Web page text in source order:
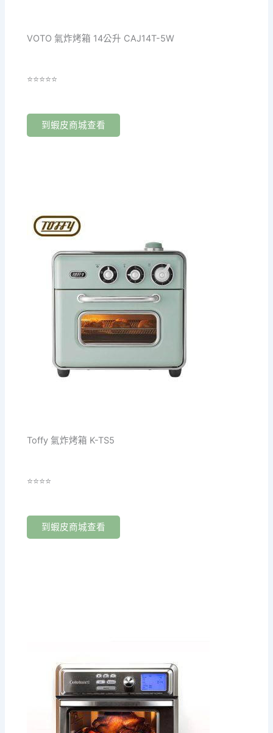
VOTO 氣炸烤箱 14公升 CAJ14T-5W
⭐⭐⭐⭐⭐
到蝦皮商城查看
Toffy 氣炸烤箱 K-TS5
⭐⭐⭐⭐
到蝦皮商城查看